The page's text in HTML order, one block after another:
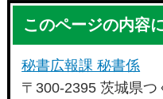
このページの内容
秘書広報課 秘書係
〒300-2395 茨城県